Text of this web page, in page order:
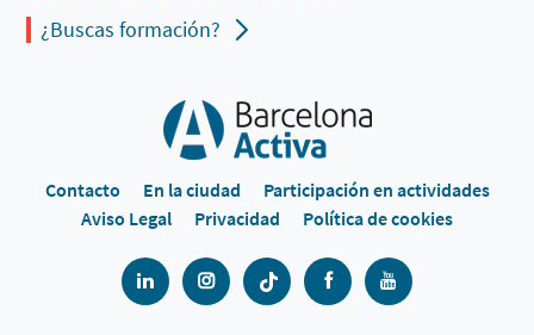
¿Buscas formación?
Contacto En la ciudad
Participación en actividades
Aviso Legal
Privacidad Política de cookies